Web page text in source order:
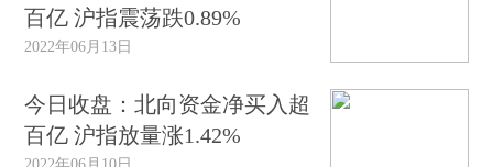
百亿 沪指震荡跌0.89%
2022年06月13日
今日收盘：北向资金净买入超
百亿 沪指放量涨1.42%